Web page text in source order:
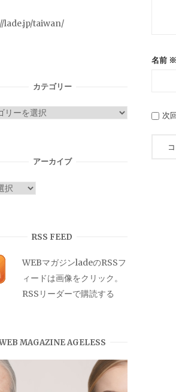
名前 ※
次
lade.jp/taiwan/
カテゴリー
アーカイブ
RSS FEED
WEBマガジンladeのRSSフ
ィードは画像をクリック。
RSSリーダーで購読する
MAGAZINE AGELESS